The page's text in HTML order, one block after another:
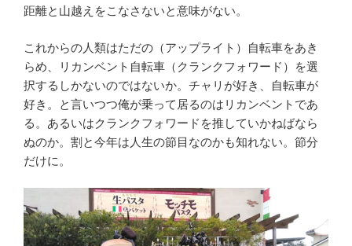
距離と山越えをこなさないと意味がない。
これからの人類はただの（アップライト）自転車をあき
らめ、リカンベント自転車（クランクフォワード）を選
択するしかないのではないか。チャリが好き、自転車が
好き。と言いつつ俺が乗って居るのはリカンベントであ
る。あるいはクランクフォワードを推していかねばなら
ぬのか。割と今年は人生の節目なのかも知れない。節分
だけに。